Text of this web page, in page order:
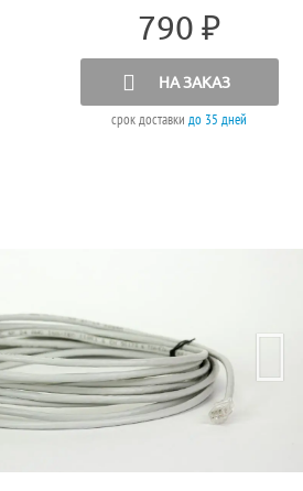
790 ₽
НА ЗАКАЗ
срок доставкидо 35 дней